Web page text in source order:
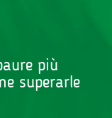
più
superarle